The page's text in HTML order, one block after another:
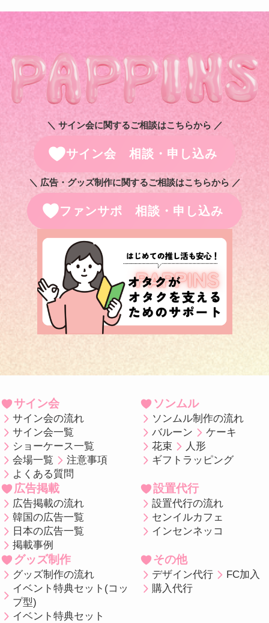
＼ サイン会に関するご相談はこちらから ／
サイン会 相談・申し込み
＼ 広告・グッズ制作に関するご相談はこちらから ／
ファンサポ 相談・申し込み
サイン会
サイン会の流れ
サイン会一覧
ショーケース一覧
会場一覧
注意事項
よくある質問
ソンムル
ソンムル制作の流れ
バルーン
ケーキ
花束
人形
ギフトラッピング
広告掲載
広告掲載の流れ
韓国の広告一覧
日本の広告一覧
掲載事例
設置代行
設置代行の流れ
センイルカフェ
インセンネッコ
グッズ制作
グッズ制作の流れ
イベント特典セット(コッ
プ型)
イベント特典セット
その他
デザイン代行
FC加入
購入代行